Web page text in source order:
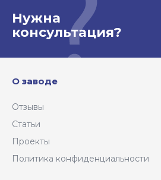
Нужна
консультация?
О заводе
Отзывы
Статьи
Проекты
Политика конфиденциальности